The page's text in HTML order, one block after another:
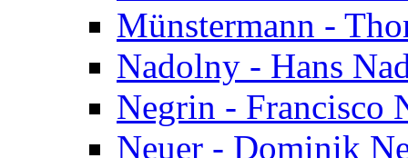
Münstermann -
Nadolny - Hans
Negrin - Francisco
Neuer - Dominik